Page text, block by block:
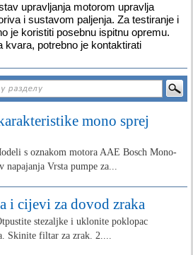
upravljanja motorom upravlja
i sustavom paljenja. Za testiranje i
je koristiti posebnu ispitnu opremu.
kvara, potrebno je kontaktirati
mono sprej
s oznakom motora AAE Bosch Mono-
napajanja Vrsta pumpe za...
i cijevi za dovod zraka
stezaljke i uklonite poklopac
Skinite filtar za zrak. 2....